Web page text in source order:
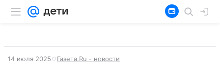
14 июля 2025 Газета.Ru - новости